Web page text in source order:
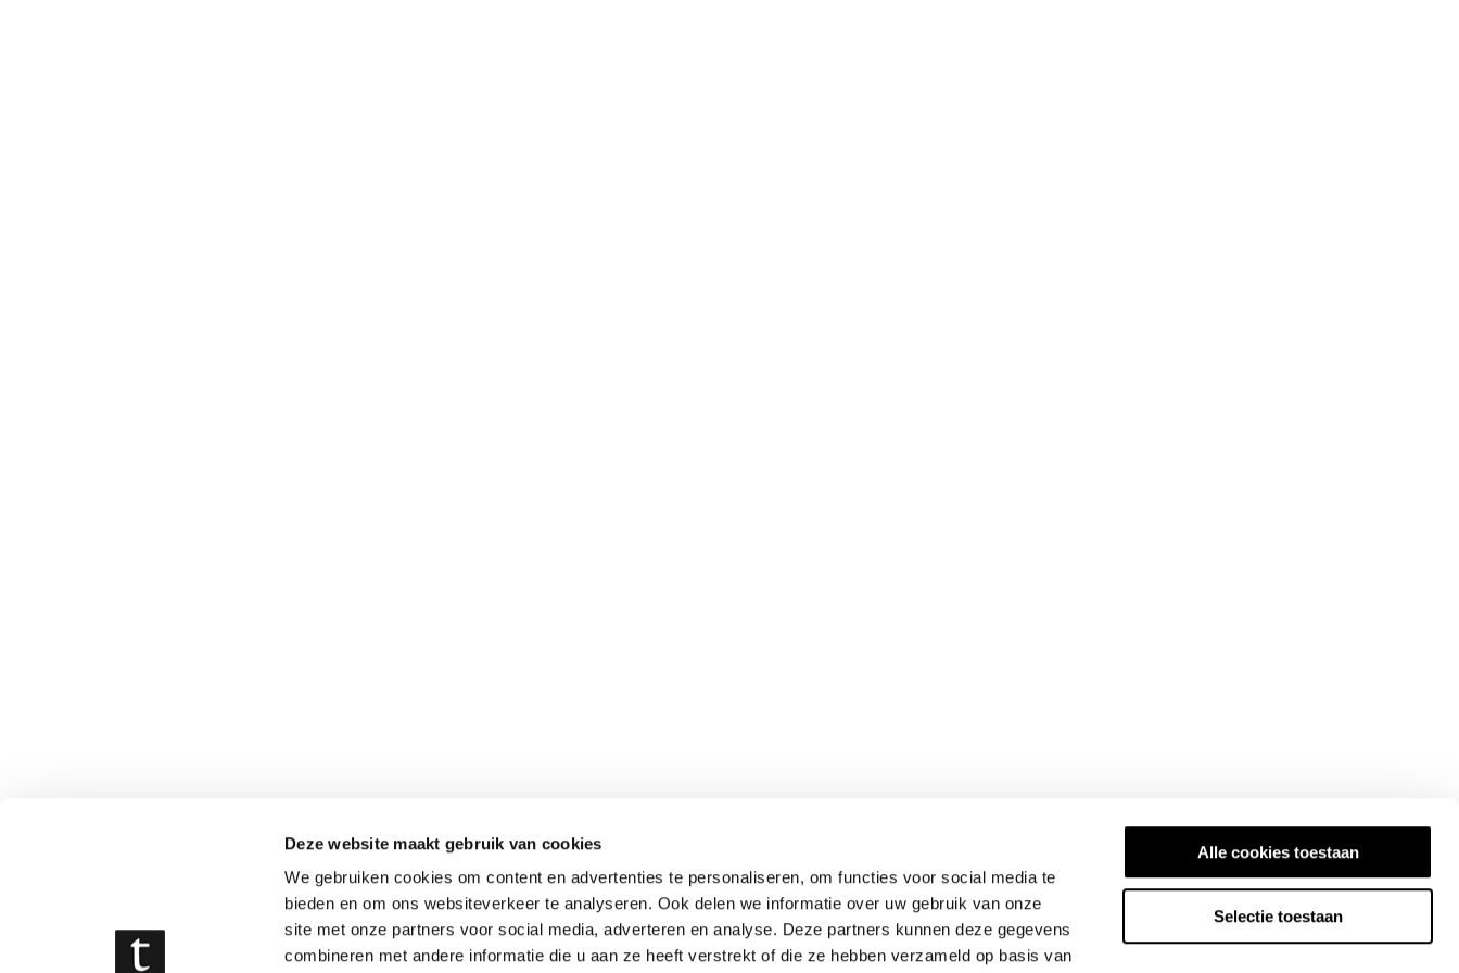
Deze website maakt gebruik van cookies
We gebruiken cookies om content en advertenties te personaliseren, om functies voor social media te
bieden en om ons websiteverkeer te analyseren. Ook delen we informatie over uw gebruik van onze
site met onze partners voor social media, adverteren en analyse. Deze partners kunnen deze gegevens
combineren met andere informatie die u aan ze heeft verstrekt of die ze hebben verzameld op basis van
Alle cookies toestaan
Selectie toestaan